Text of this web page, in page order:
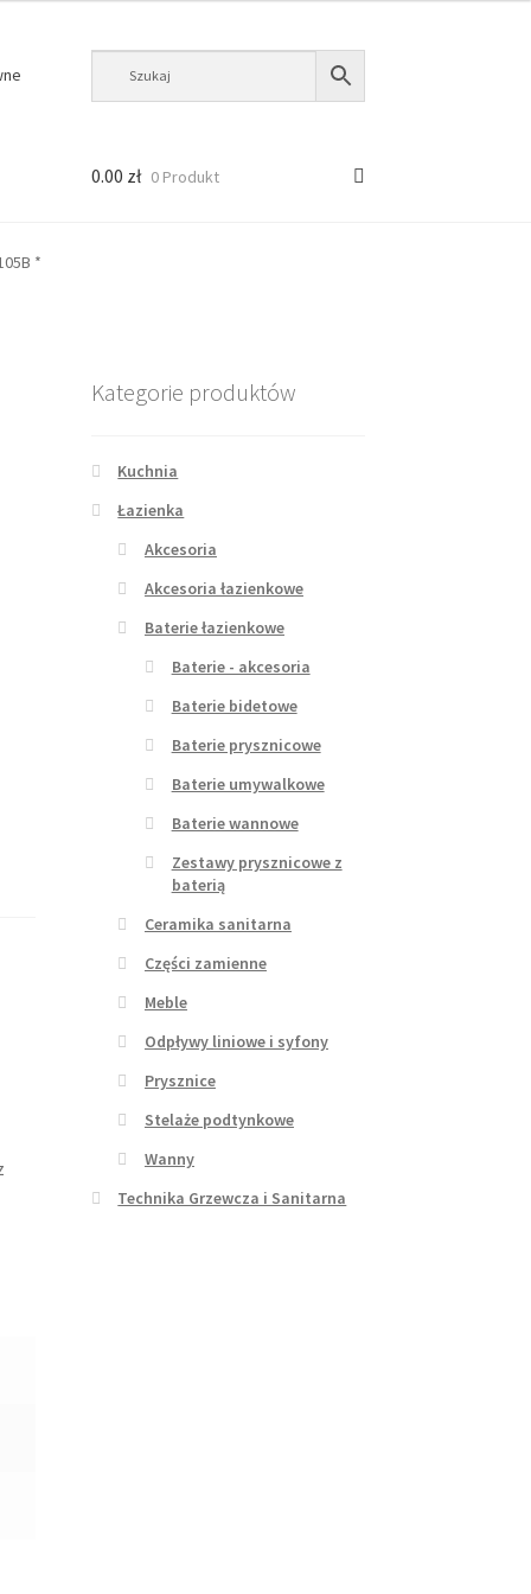
0.00 zł 0 Produkt
*
Kategorie produktów
Kuchnia
Łazienka
Akcesoria
Akcesoria łazienkowe
Baterie łazienkowe
Baterie - akcesoria
Baterie bidetowe
Baterie prysznicowe
Baterie umywalkowe
Baterie wannowe
Zestawy prysznicowe z
baterią
Ceramika sanitarna
Części zamienne
Meble
Odpływy liniowe i syfony
Prysznice
Stelaże podtynkowe
Wanny
Technika Grzewcza i Sanitarna